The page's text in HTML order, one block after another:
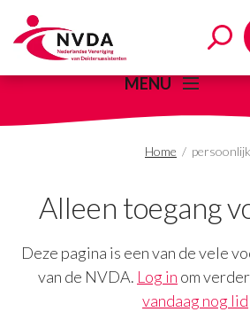
persoonlijk
MENU
Home / persoonlijk
Alleen toegang
Deze pagina is een van de vele
van de NVDA. Log in om
vandaag nog lid